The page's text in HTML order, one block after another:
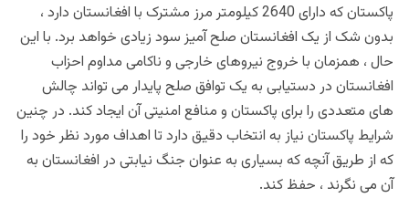
پاکستان که دارای 2640 کیلومتر مرز مشترک با افغانستان دارد ،
بدون شک از یک افغانستان صلح آمیز سود زیادی خواهد برد. با این
حال ، همزمان با خروج نیروهای خارجی و ناکامی مداوم احزاب
افغانستان در دستیابی به یک توافق صلح پایدار می تواند چالش
های متعددی را برای پاکستان و منافع امنیتی آن ایجاد کند. در چنین
شرایط پاکستان نیاز به انتخاب دقیق دارد تا اهداف مورد نظر خود را
که از طریق آنچه که بسیاری به عنوان جنگ نیابتی در افغانستان به
آن می نگرند ، حفظ کند.